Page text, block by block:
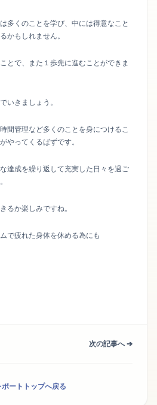
多くのことを学び、中には得意なこと
かもしれません。
とで、また１歩先に進むことができま
いきましょう。
間管理など多くのことを身につけるこ
やってくるばずです。
達成を繰り返して充実した日々を過ご
るか楽しみですね。
で疲れた身体を休める為にも
次の記事へ ➔
ートトップへ戻る